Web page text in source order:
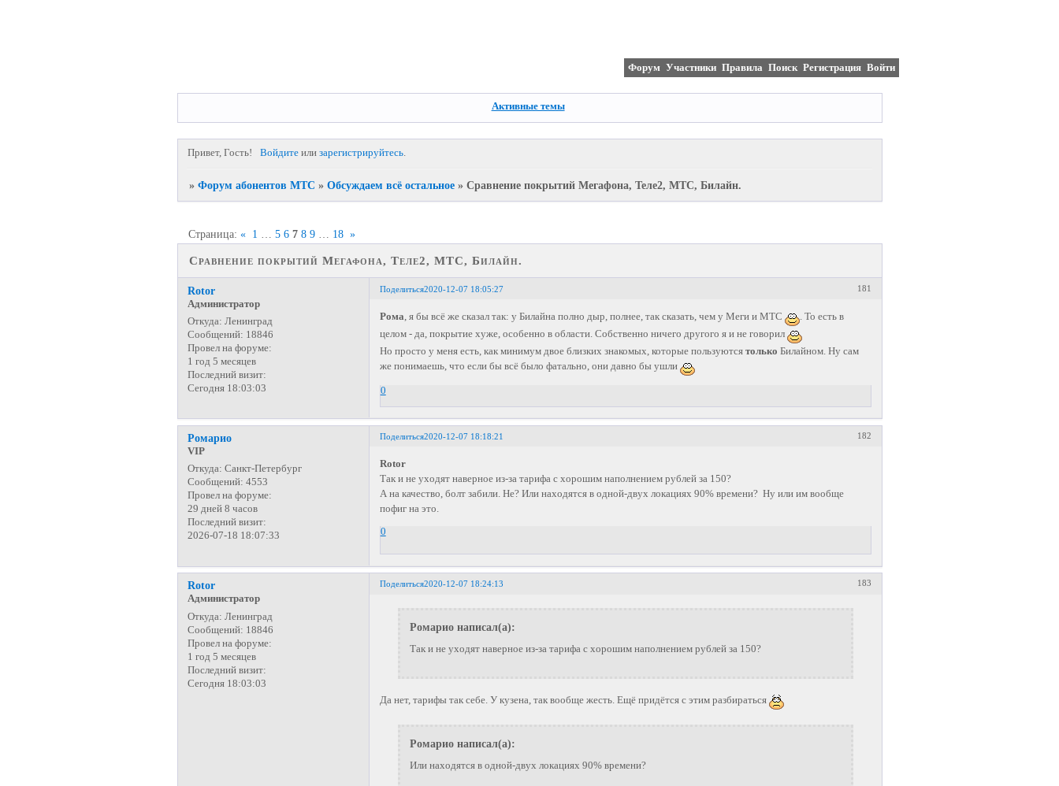
Форум Участники Правила Поиск Регистрация Войти
Активные темы
Привет, Гость! Войдитеили зарегистрируйтесь.
» Форум абонентов МТС » Обсуждаем всё остальное » Сравнение покрытий Мегафона, Теле2, МТС, Билайн.
Сравнение покрытий Мегафона, Теле2, МТС, Билайн.
Страница: « 1 5 6 7 8 9 18 »
Поделиться 181
2020-12-07 18:05:27
Rotor
Администратор
Откуда: Ленинград
Сообщений: 18846
Провел на форуме:
1 год 5 месяцев
Последний визит:
Сегодня 18:03:03
Рома , я бы всё же сказал так: у Билайна полно дыр, полнее, так сказать, чем у Меги и МТС
. То есть в
целом - да, покрытие хуже, особенно в области. Собственно ничего другого я и не говорил
Но просто у меня есть, как минимум двое близких знакомых, которые пользуются только Билайном. Ну сам
же понимаешь, что если бы всё было фатально, они давно бы ушли
0
Поделиться 182
2020-12-07 18:18:21
Ромарио
VIP
Откуда: Санкт-Петербург
Сообщений: 4553
Провел на форуме:
29 дней 8 часов
Последний визит:
2026-07-18 18:07:33
Rotor
Так и не уходят наверное из-за тарифа с хорошим наполнением рублей за 150?
А на качество, болт забили. Не? Или находятся в одной-двух локациях 90% времени? Ну или им вообще
пофиг на это.
0
Поделиться 183
2020-12-07 18:24:13
Rotor
Администратор
Откуда: Ленинград
Сообщений: 18846
Провел на форуме:
1 год 5 месяцев
Последний визит:
Сегодня 18:03:03
Ромарио написал(а):
Так и не уходят наверное из-за тарифа с хорошим наполнением рублей за 150?
Да нет, тарифы так себе. У кузена, так вообще жесть. Ещё придётся с этим разбираться
Ромарио написал(а):
Или находятся в одной-двух локациях 90% времени?